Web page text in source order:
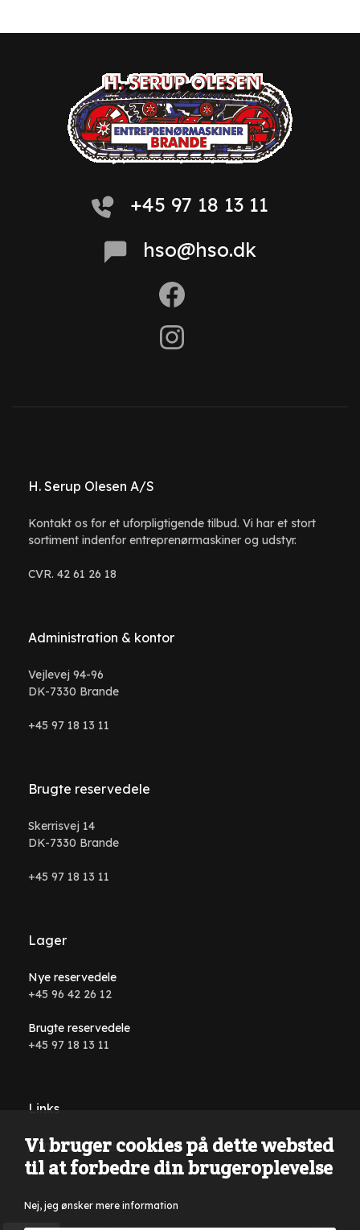
+45 97 18 13 11
hso@hso.dk
H. Serup Olesen A/S
Kontakt os for et uforpligtigende tilbud. Vi har et stort
sortiment indenfor entreprenørmaskiner og udstyr.
CVR. 42 61 26 18
Administration & kontor
Vejlevej 94-96
DK-7330 Brande
+45 97 18 13 11
Brugte reservedele
Skerrisvej 14
DK-7330 Brande
+45 97 18 13 11
Lager
Nye reservedele
+45 96 42 26 12
Brugte reservedele
+45 97 18 13 11
Links
Handelsbetingelser
Vi bruger cookies på dette websted
til at forbedre din brugeroplevelse
Nej, jeg ønsker mere information